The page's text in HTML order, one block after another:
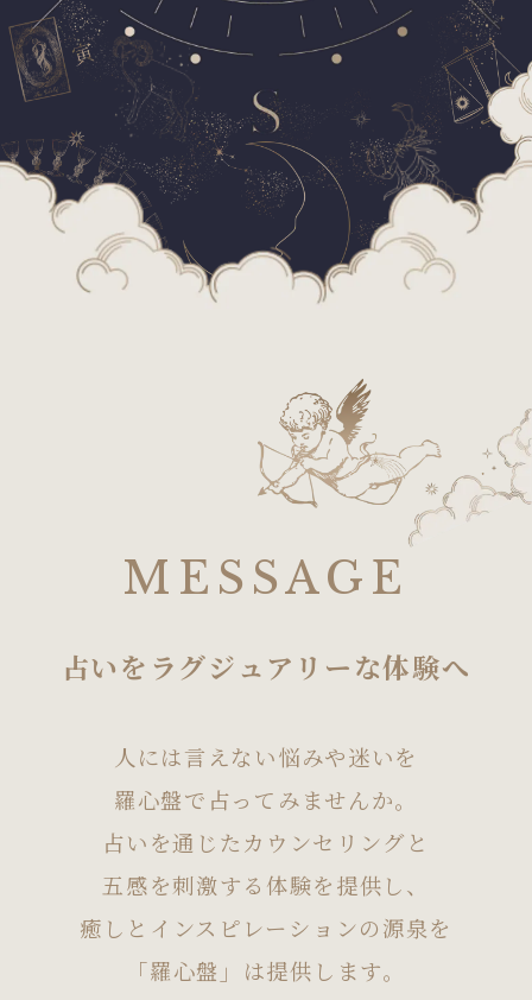
MESSAGE
占いをラグジュアリーな体験へ
人には言えない悩みや迷いを
羅心盤で占ってみませんか。
占いを通じたカウンセリングと
五感を刺激する体験を提供し、
癒しとインスピレーションの源泉を
「羅心盤」は提供します。